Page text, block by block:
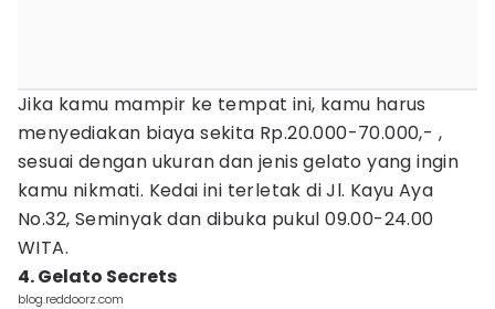
Jika kamu mampir ke tempat ini, kamu harus
menyediakan biaya sekita Rp.20.000-70.000,- ,
sesuai dengan ukuran dan jenis gelato yang ingin
kamu nikmati. Kedai ini terletak di Jl. Kayu Aya
No.32, Seminyak dan dibuka pukul 09.00-24.00
WITA.
4. Gelato Secrets
blog.reddoorz.com